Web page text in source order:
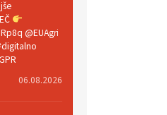
@EUAgri
06.08.2026